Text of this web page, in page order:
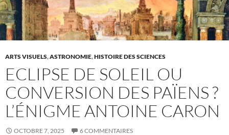
ARTS VISUELS,ASTRONOMIE,HISTOIRE DES SCIENCES
ECLIPSE DE SOLEIL OU
CONVERSION DES PAÏENS ?
L’ÉNIGME ANTOINE CARON
OCTOBRE 7, 2025 6 COMMENTAIRES